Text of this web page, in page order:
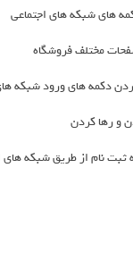
های شبکه های اجتماعی
مختلف فروشگاه
دکمه های ورود شبکه
و رها کردن
نام از طریق شبکه های